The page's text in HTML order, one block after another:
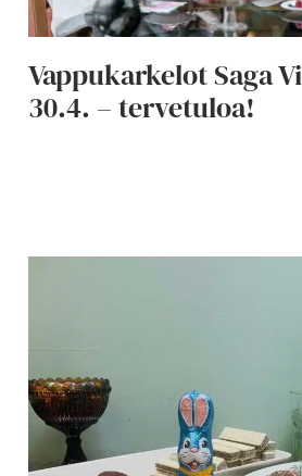
Vappukarkelot Saga
30.4. – tervetuloa!